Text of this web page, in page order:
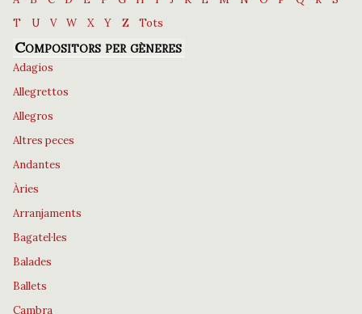
T
U V W X Y Z Tots
Compositors per gèneres
Adagios
Allegrettos
Allegros
Altres peces
Andantes
Àries
Arranjaments
Bagatel·les
Balades
Ballets
Cambra